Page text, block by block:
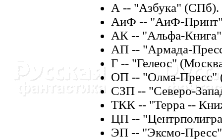
А -- "Азбука" (СПб).
АиФ -- "АиФ-
АК -- "Альфа-
АП -- "Армада-
Г -- "Гелеос"
ОП -- "Олма-Пресс"
СЗП -- "Северо-
ТКК -- "Терра --
ЦП --
ЭП -- "Эксмо-